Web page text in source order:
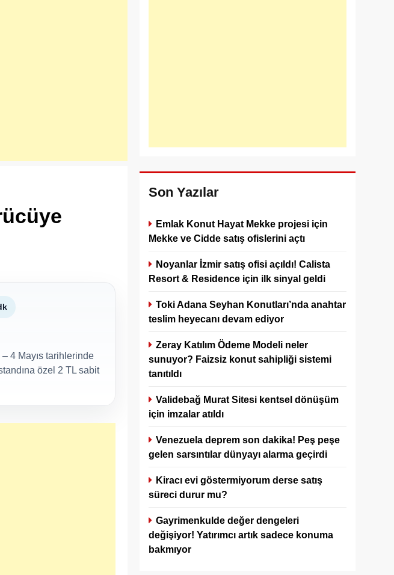
4 Mayıs tarihlerinde
özel 2 TL sabit
Son Yazılar
Emlak Konut Hayat Mekke projesi için
Mekke ve Cidde satış ofislerini açtı
Noyanlar İzmir satış ofisi açıldı! Calista
Resort & Residence için ilk sinyal geldi
Toki Adana Seyhan Konutları’nda anahtar
teslim heyecanı devam ediyor
Zeray Katılım Ödeme Modeli neler
sunuyor? Faizsiz konut sahipliği sistemi
tanıtıldı
Validebağ Murat Sitesi kentsel dönüşüm
için imzalar atıldı
Venezuela deprem son dakika! Peş peşe
gelen sarsıntılar dünyayı alarma geçirdi
Kiracı evi göstermiyorum derse satış
süreci durur mu?
Gayrimenkulde değer dengeleri
değişiyor! Yatırımcı artık sadece konuma
bakmıyor